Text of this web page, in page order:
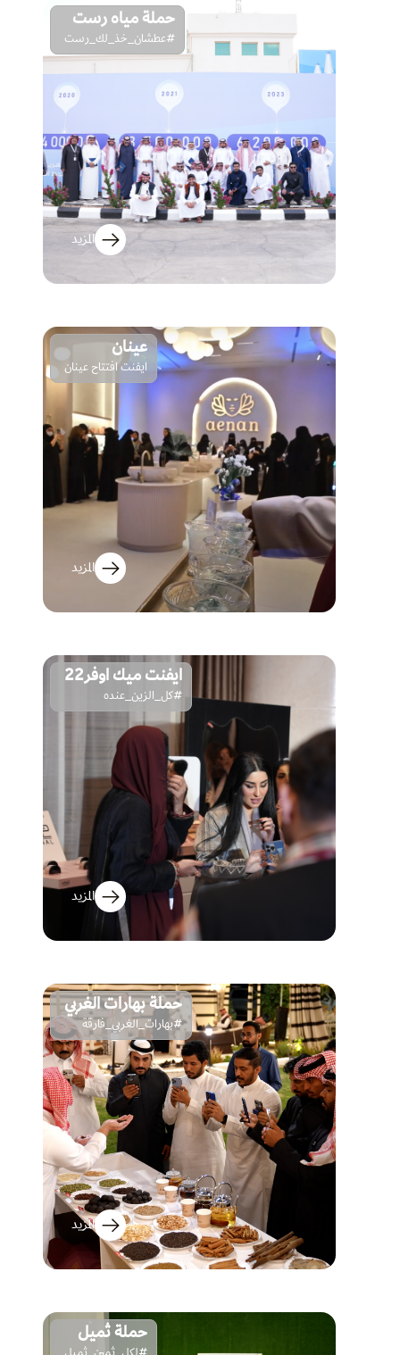
حملة مياه رست
#عطشان_خذ_لك_رست
المزيد
عينان
ايفنت افتتاح عينان
المزيد
ايفنت ميك اوفر22
#كل_الزين_عنده
المزيد
حملة بهارات الغربي
#بهارات_الغربي_فارقة
المزيد
حملة ثميل